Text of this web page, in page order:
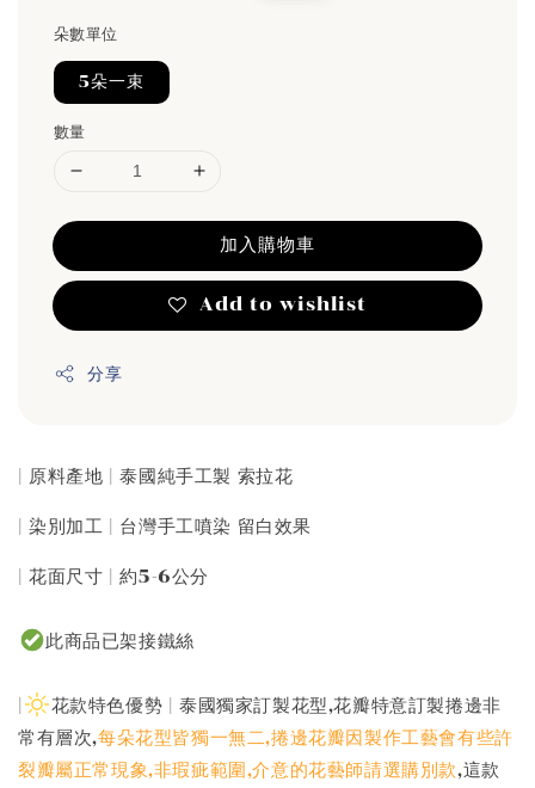
朵數單位
5朵一束
數量
加入購物車
Add to wishlist
分享
| 原料產地 | 泰國純手工製 索拉花
| 染別加工 | 台灣手工噴染 留白效果
| 花面尺寸 | 約5-6公分
此商品已架接鐵絲
花款特色優勢 | 泰國獨家訂製花型,花瓣特意訂製捲邊非
常有層次,每朵花型皆獨一無二,捲邊花瓣因製作工藝會有些許
裂瓣屬正常現象,非瑕疵範圍,介意的花藝師請選購別款,這款